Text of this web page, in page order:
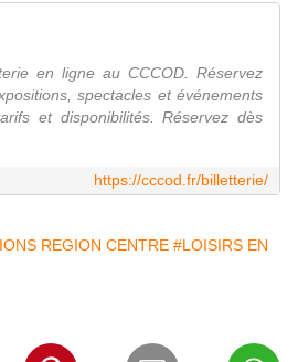
en ligne au CCCOD. Réservez
spectacles et événements
et disponibilités. Réservez dès
https://cccod.fr/billetterie/
REGION CENTRE #LOISIRS EN